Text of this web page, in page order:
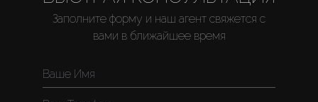
Заполните форму и наш агент свяжется с
вами в ближайшее время